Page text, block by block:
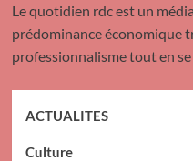
Le quotidien rdc est un
prédominance économique
professionnalisme tout en
ACTUALITES
Culture